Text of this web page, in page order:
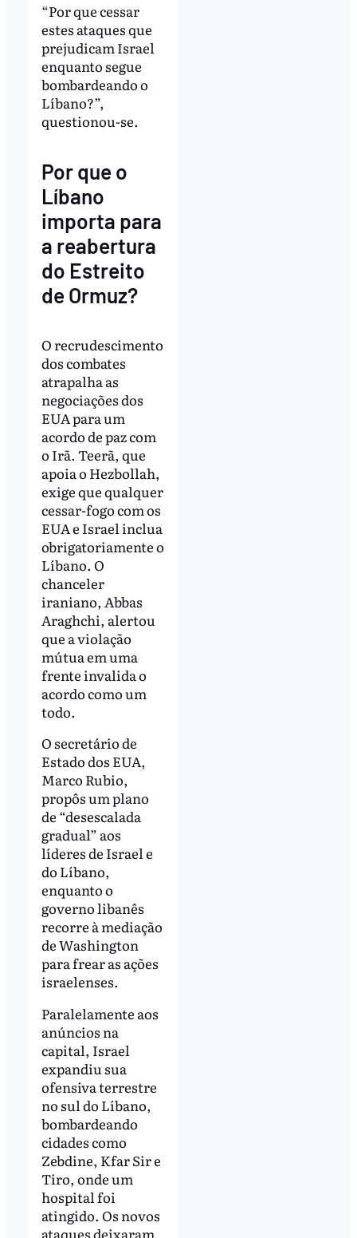
“Por que cessar
estes ataques que
prejudicam Israel
enquanto segue
bombardeando o
Líbano?”,
questionou-se.
Por que o
Líbano
importa para
a reabertura
do Estreito
de Ormuz?
O recrudescimento
dos combates
atrapalha as
negociações dos
EUA para um
acordo de paz com
o Irã. Teerã, que
apoia o Hezbollah,
exige que qualquer
cessar-fogo com os
EUA e Israel inclua
obrigatoriamente o
Líbano. O
chanceler
iraniano, Abbas
Araghchi, alertou
que a violação
mútua em uma
frente invalida o
acordo como um
todo.
O secretário de
Estado dos EUA,
Marco Rubio,
propôs um plano
de “desescalada
gradual” aos
líderes de Israel e
do Líbano,
enquanto o
governo libanês
recorre à mediação
de Washington
para frear as ações
israelenses.
Paralelamente aos
anúncios na
capital, Israel
expandiu sua
ofensiva terrestre
no sul do Líbano,
bombardeando
cidades como
Zebdine, Kfar Sir e
Tiro, onde um
hospital foi
atingido. Os novos
ataques deixaram